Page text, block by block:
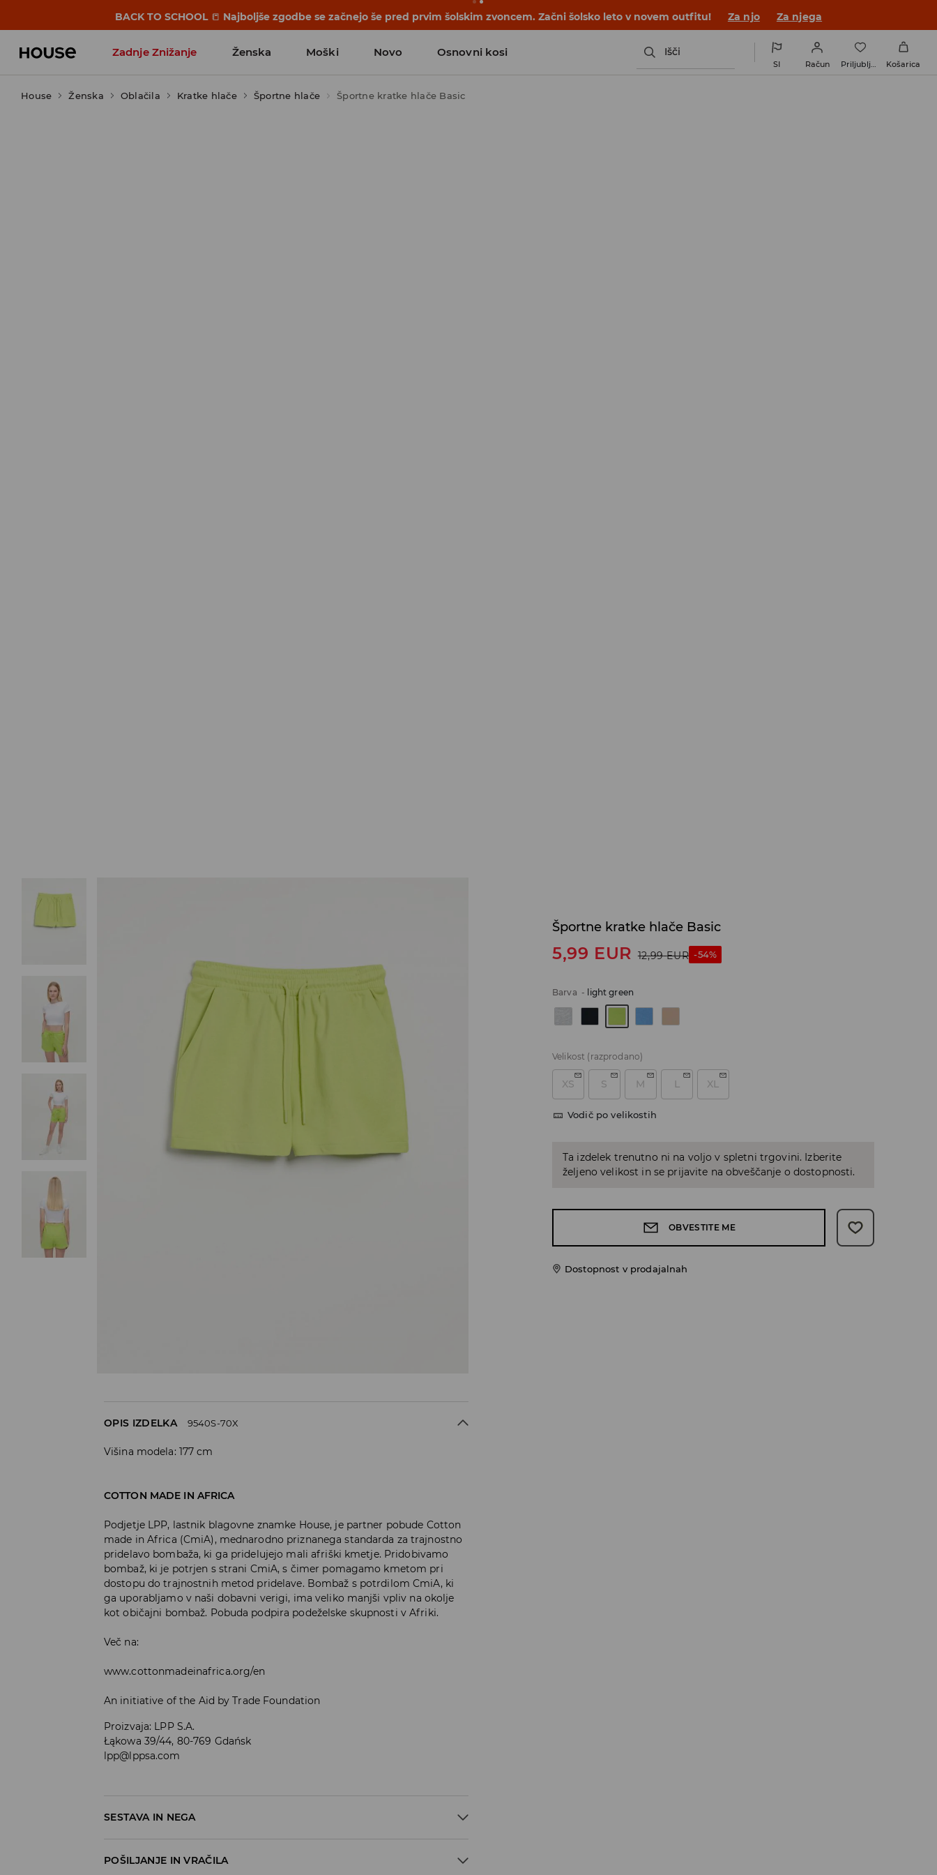
BACK TO SCHOOL 📒 Najboljše zgodbe se začnejo še pred prvim šolskim zvoncem. Začni šolsko leto v novem outfitu! Za njo Za njega
Zadnje Znižanje Ženska Moški Novo Osnovni kosi
Favoriti vplivnežev
Išči
SI Račun Priljubljene Košarica
House Ženska Oblačila Kratke hlače Športne hlače Športne kratke hlače Basic
Športne kratke hlače Basic
5,99 EUR 12,99 EUR -54%
Barva - light green
Velikost (razprodano)
XS S M L XL
Vodič po velikostih
Ta izdelek trenutno ni na voljo v spletni trgovini. Izberite
željeno velikost in se prijavite na obveščanje o dostopnosti.
OBVESTITE ME
Dostopnost v prodajalnah
OPIS IZDELKA 9540S-70X
Višina modela: 177 cm
COTTON MADE IN AFRICA
Podjetje LPP, lastnik blagovne znamke House, je partner pobude Cotton
made in Africa (CmiA), mednarodno priznanega standarda za trajnostno
pridelavo bombaža, ki ga pridelujejo mali afriški kmetje. Pridobivamo
bombaž, ki je potrjen s strani CmiA, s čimer pomagamo kmetom pri
dostopu do trajnostnih metod pridelave. Bombaž s potrdilom CmiA, ki
ga uporabljamo v naši dobavni verigi, ima veliko manjši vpliv na okolje
kot običajni bombaž. Pobuda podpira podeželske skupnosti v Afriki.
Več na:
www.cottonmadeinafrica.org/en
An initiative of the Aid by Trade Foundation
Proizvaja: LPP S.A.
Łąkowa 39/44, 80-769 Gdańsk
lpp@lppsa.com
SESTAVA IN NEGA
Material I: 80% BOMBAŽ, 20% POLIESTER
POŠILJANJE IN VRAČILA